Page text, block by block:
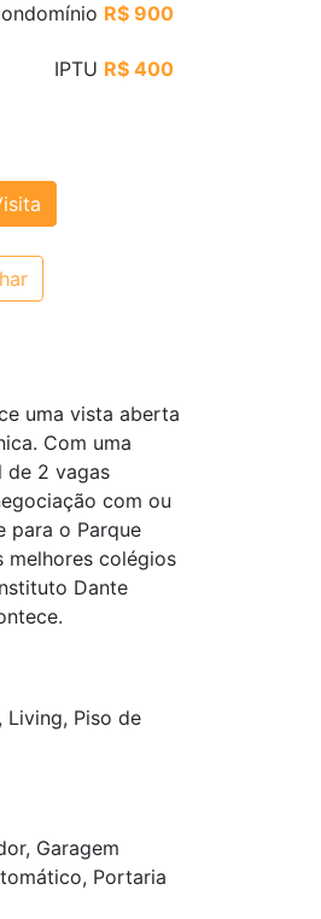
R$ 900
IPTU R$ 400
uma vista aberta
Com uma
de 2 vagas
com ou
para o Parque
melhores colégios
Dante
Living, Piso de
Garagem
Portaria